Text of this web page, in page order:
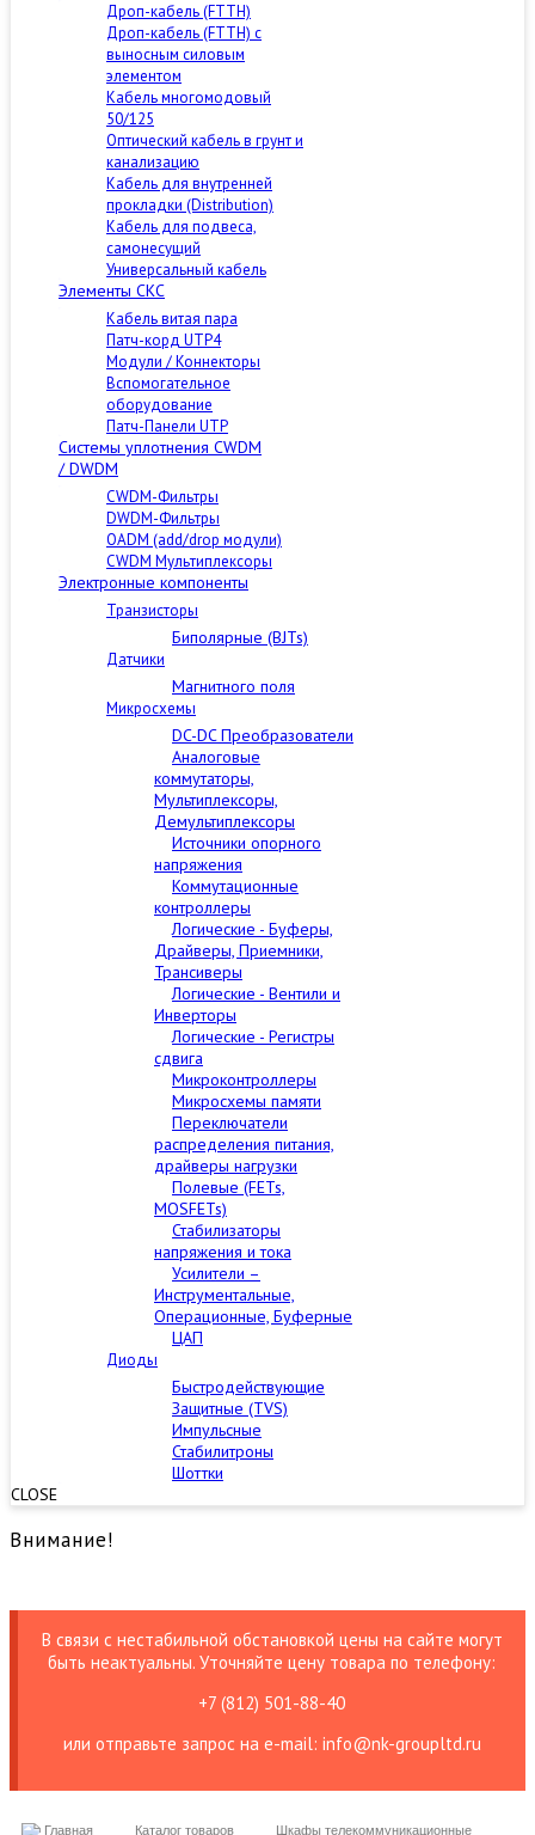
Дроп-кабель (FTTH)
Дроп-кабель (FTTH) с
выносным силовым
элементом
Кабель многомодовый
50/125
Оптический кабель в грунт и
канализацию
Кабель для внутренней
прокладки (Distribution)
Кабель для подвеса,
самонесущий
Универсальный кабель
Элементы СКС
Кабель витая пара
Патч-корд UTP4
Модули / Коннекторы
Вспомогательное
оборудование
Патч-Панели UTP
Cистемы уплотнения CWDM
/ DWDM
CWDM-Фильтры
DWDM-Фильтры
OADM (add/drop модули)
CWDM Мультиплексоры
Электронные компоненты
Транзисторы
Биполярные (BJTs)
Датчики
Магнитного поля
Микросхемы
DC-DC Преобразователи
Аналоговые
коммутаторы,
Мультиплексоры,
Демультиплексоры
Источники опорного
напряжения
Коммутационные
контроллеры
Логические - Буферы,
Драйверы, Приемники,
Трансиверы
Логические - Вентили и
Инверторы
Логические - Регистры
сдвига
Микроконтроллеры
Микросхемы памяти
Переключатели
распределения питания,
драйверы нагрузки
Полевые (FETs,
MOSFETs)
Стабилизаторы
напряжения и тока
Усилители –
Инструментальные,
Операционные, Буферные
ЦАП
Диоды
Быстродействующие
Защитные (TVS)
Импульсные
Стабилитроны
Шоттки
CLOSE
Внимание!
В связи с нестабильной обстановкой цены на сайте могут
быть неактуальны. Уточняйте цену товара по телефону:
+7 (812) 501-88-40
или отправьте запрос на е-mail: info@nk-groupltd.ru
Главная Каталог товаров Шкафы телекоммуникационные